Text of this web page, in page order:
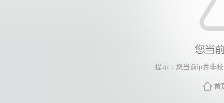
提示：您当前ip并非
首